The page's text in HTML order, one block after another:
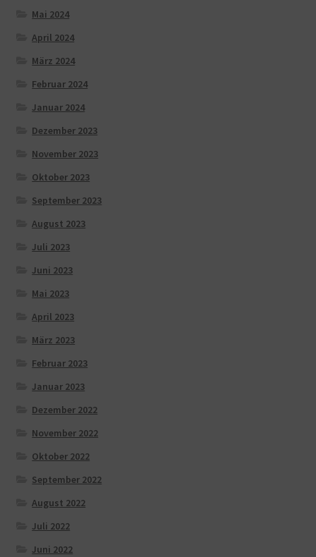
Mai 2024
April 2024
März 2024
Februar 2024
Januar 2024
Dezember 2023
November 2023
Oktober 2023
September 2023
August 2023
Juli 2023
Juni 2023
Mai 2023
April 2023
März 2023
Februar 2023
Januar 2023
Dezember 2022
November 2022
Oktober 2022
September 2022
August 2022
Juli 2022
Juni 2022